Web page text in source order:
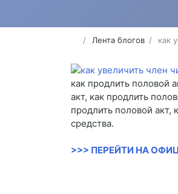
Лента блогов как
как продлить половой
акт, как продлить
продлить половой акт,
средства.
>>> ПЕРЕЙТИ НА